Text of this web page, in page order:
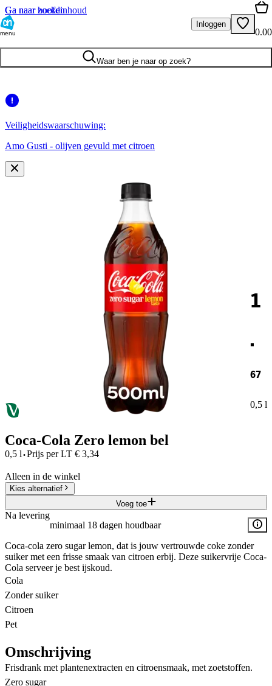
Ga naar hoofdinhoud
Ga naar zoeken
menu
Inloggen
0.00
Waar ben je naar op zoek?
Veiligheidswaarschuwing:
Amo Gusti - olijven gevuld met citroen
1
.
67
0,5 l
Coca-Cola Zero lemon bel
0,5 l·Prijs per LT € 3,34
Alleen in de winkel
Kies alternatief
Voeg toe
Na levering
minimaal 18 dagen houdbaar
Coca-cola zero sugar lemon, dat is jouw vertrouwde coke zonder
suiker met een frisse smaak van citroen erbij. Deze suikervrije Coca-
Cola serveer je best ijskoud.
Cola
Zonder suiker
Citroen
Pet
Omschrijving
Frisdrank met plantenextracten en citroensmaak, met zoetstoffen.
Zero sugar